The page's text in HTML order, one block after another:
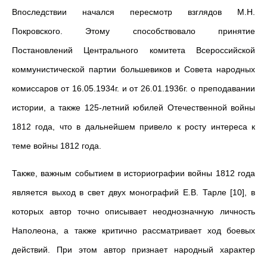
Впоследствии начался пересмотр взглядов М.Н.
Покровского. Этому способствовало принятие
Постановлений Центрального комитета Всероссийской
коммунистической партии большевиков и Совета народных
комиссаров от 16.05.1934г. и от 26.01.1936г. о преподавании
истории, а также 125-летний юбилей Отечественной войны
1812 года, что в дальнейшем привело к росту интереса к
теме войны 1812 года.
Также, важным событием в историографии войны 1812 года
является выход в свет двух монографий Е.В. Тарле [10], в
которых автор точно описывает неоднозначную личность
Наполеона, а также критично рассматривает ход боевых
действий. При этом автор признает народный характер